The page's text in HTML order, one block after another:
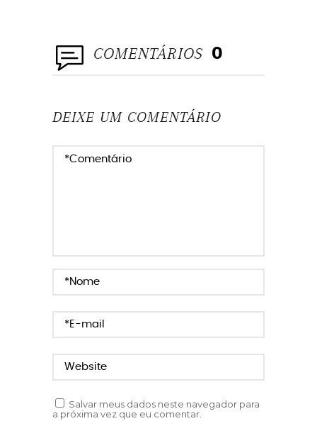
COMENTÁRIOS 0
DEIXE UM COMENTÁRIO
Salvar meus dados neste navegador para
a próxima vez que eu comentar.